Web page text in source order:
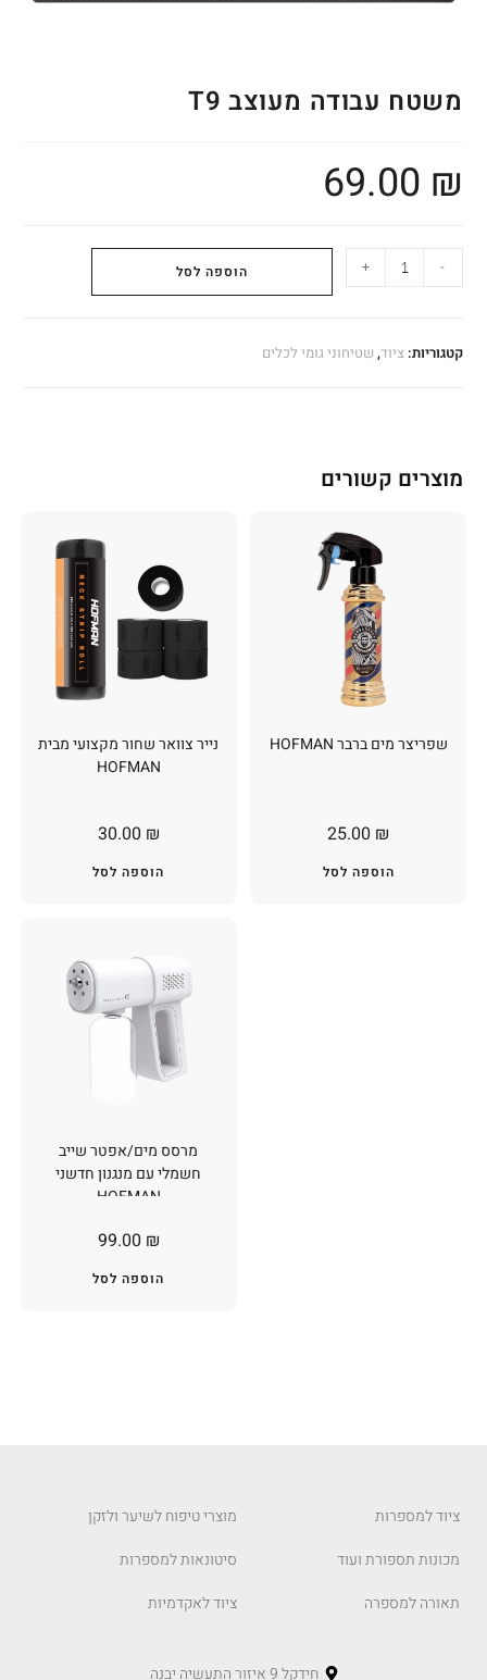
משטח עבודה מעוצב T9
69.00 ₪
-
+ הוספה לסל
קטגוריות:ציוד, שטיחוני גומי לכלים
מוצרים קשורים
נייר צוואר שחור מקצועי מבית
HOFMAN
30.00 ₪
הוספה לסל
שפריצר מים ברבר HOFMAN
25.00 ₪
הוספה לסל
מרסס מים/אפטר שייב
חשמלי עם מנגנון חדשני
HOFMAN
99.00 ₪
הוספה לסל
ציוד למספרות
מכונות תספורת ועוד
תאורה למספרה
מוצרי טיפוח לשיער ולזקן
סיטונאות למספרות
ציוד לאקדמיות
חידקל 9 איזור התעשיה יבנה